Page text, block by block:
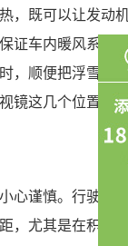
，既可以让发动
证车内暖风系统
，顺便把浮雪扫
镜这几个位置。
心谨慎。行驶中
，尤其是在积雪